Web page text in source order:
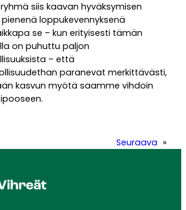
siis kaavan hyväksymisen
loppukevennyksenä
se – kun erityisesti tämän
on puhuttu paljon
– että
paranevat merkittävästi,
kasvun myötä saamme vihdoin
Seuraava »